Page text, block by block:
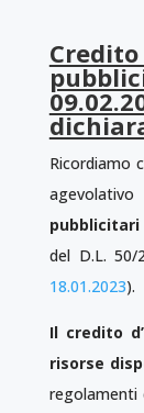
Ricordiamo
del D.L. 50/
18.01.2023).
Il credito
risorse
regolamenti